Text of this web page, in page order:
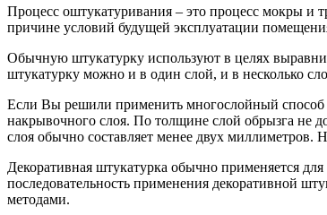
Процесс оштукатуривания – это процесс мокры и
причине условий будущей эксплуатации
Обычную штукатурку используют в целях
штукатурку можно и в один слой, и в несколько
Если Вы решили применить многослойный способ
накрывочного слоя. По толщине слой обрызга не
слоя обычно составляет менее двух
Декоративная штукатурка обычно применяется
последовательность применения декоративной
методами.